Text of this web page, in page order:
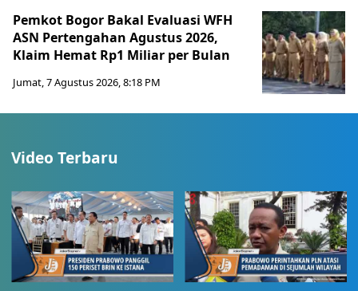
Pemkot Bogor Bakal Evaluasi WFH
ASN Pertengahan Agustus 2026,
Klaim Hemat Rp1 Miliar per Bulan
Jumat, 7 Agustus 2026, 8:18 PM
Video Terbaru